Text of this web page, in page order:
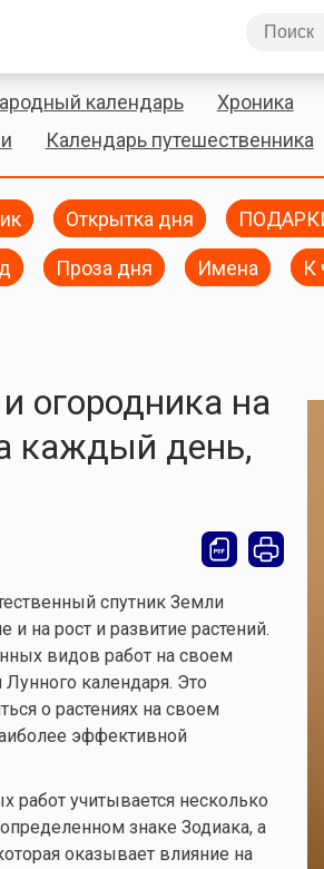
календарь Хроника
Календарь путешественника
Открытка дня
Проза дня Имена К
огородника на
каждый день,
спутник Земли
на рост и развитие растений.
видов работ на своем
календаря. Это
о растениях на своем
эффективной
работ учитывается несколько
знаке Зодиака, а
оказывает влияние на